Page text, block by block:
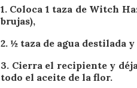
1. Coloca 1 taza de Witch
brujas),
2. ½ taza de agua destilada
3. Cierra el recipiente y
todo el aceite de la flor.